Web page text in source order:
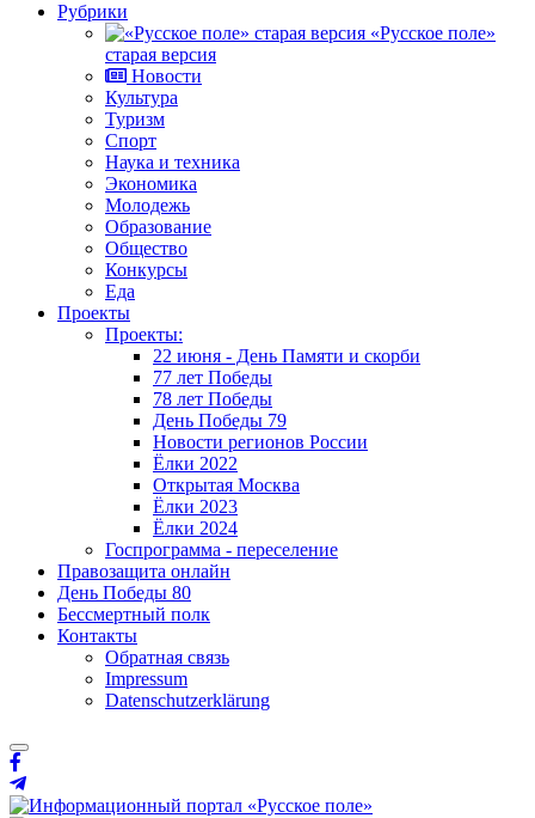
Рубрики
«Русское поле»
старая версия
Новости
Культура
Туризм
Спорт
Наука и техника
Экономика
Молодежь
Образование
Общество
Конкурсы
Еда
Проекты
Проекты:
22 июня - День Памяти и скорби
77 лет Победы
78 лет Победы
День Победы 79
Новости регионов России
Ёлки 2022
Открытая Москва
Ёлки 2023
Ёлки 2024
Госпрограмма - переселение
Правозащита онлайн
День Победы 80
Бессмертный полк
Контакты
Обратная связь
Impressum
Datenschutzerklärung